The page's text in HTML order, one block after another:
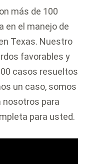
más de 100
en el manejo de
Texas. Nuestro
favorables y
casos resueltos
un caso, somos
nosotros para
para usted.